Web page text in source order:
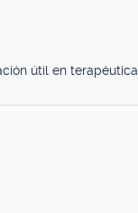
útil en terapéutica.